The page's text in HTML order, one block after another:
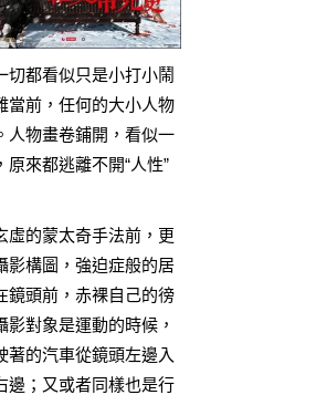
切都看似只是小打小鬧
當前，任何的大小人物
人物畫卷鋪開，看似一
來都逃離不開“人性”
虛的蒙太奇手法前，更
影構圖，強迫症般的居
鏡頭前，赤裸自己的徬
對象是運動的時候，
著的汽車從鏡頭左邊入
邊；又或者同樣也是行